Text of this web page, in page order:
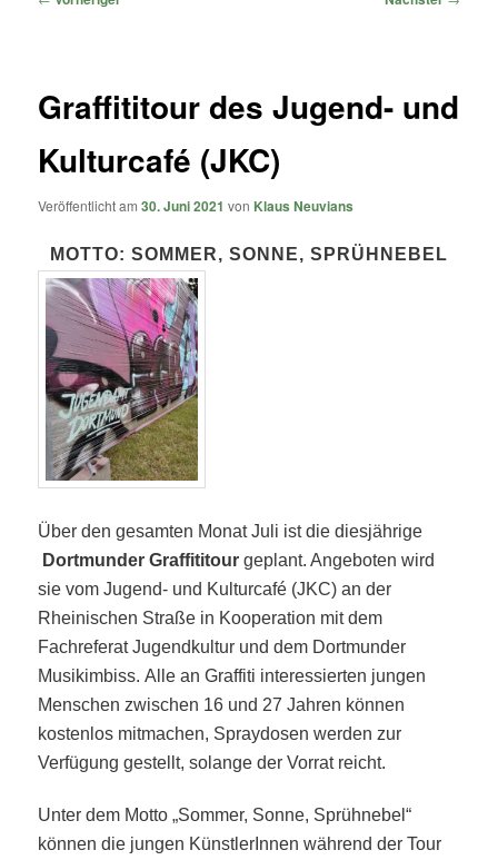
Graffititour des Jugend- und
Kulturcafé (JKC)
Veröffentlicht am30. Juni 2021 von Klaus Neuvians
MOTTO: SOMMER, SONNE, SPRÜHNEBEL
Über den gesamten Monat Juli ist die diesjährige
Dortmunder Graffititour geplant. Angeboten wird
sie vom Jugend- und Kulturcafé (JKC) an der
Rheinischen Straße in Kooperation mit dem
Fachreferat Jugendkultur und dem Dortmunder
Musikimbiss.Alle an Graffiti interessierten jungen
Menschen zwischen 16 und 27 Jahren können
kostenlos mitmachen, Spraydosen werden zur
Verfügung gestellt, solange der Vorrat reicht.
Unter dem Motto „Sommer, Sonne, Sprühnebel“
können die jungen KünstlerInnen während der Tour